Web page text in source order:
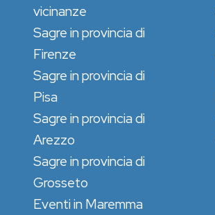
vicinanze
Sagre in provincia di
Firenze
Sagre in provincia di
Pisa
Sagre in provincia di
Arezzo
Sagre in provincia di
Grosseto
Eventi in Maremma